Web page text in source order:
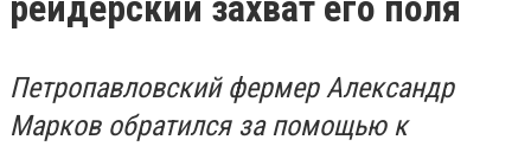
Петропавловский фермер Александр
Марков обратился за помощью к